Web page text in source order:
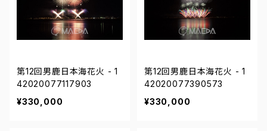
第12回男鹿日本海花火 - 1
42020077117903
¥330,000
第12回男鹿日本海花火 - 1
42020077390573
¥330,000